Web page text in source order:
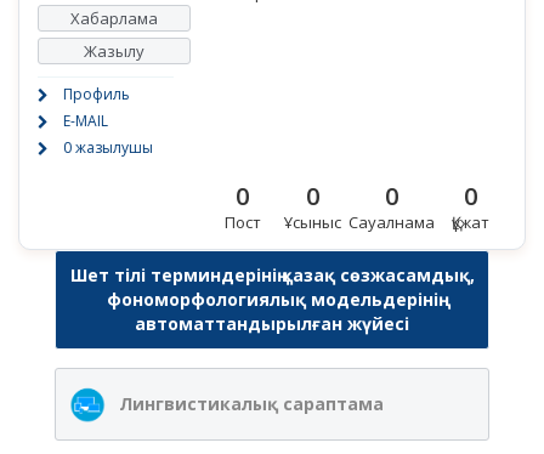
Хабарлама
Жазылу
Профиль
E-MAIL
0 жазылушы
0
Пост
0
Ұсыныс
0
Сауалнама
0
Құжат
Шет тілі терминдерінің қазақ сөзжасамдық,
фономорфологиялық модельдерінің
автоматтандырылған жүйесі
Лингвистикалық сараптама